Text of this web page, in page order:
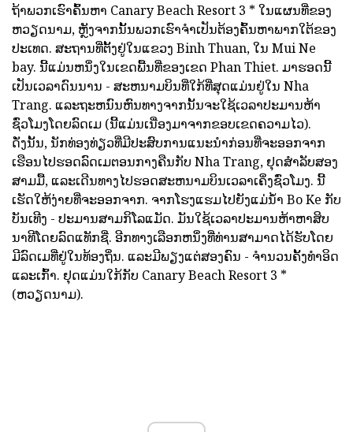
ຖ້າພວກເຮົາຄົ້ນຫາ Canary Beach Resort 3 * ໃນແຜນທີ່ຂອງ
ຫວຽດນາມ, ຫຼັງຈາກນັ້ນພວກເຮົາຈໍາເປັນຕ້ອງຄົ້ນຫາພາກໃຕ້ຂອງ
ປະເທດ. ສະຖານທີ່ຕັ້ງຢູ່ໃນແຂວງ Binh Thuan, ໃນ Mui Ne
bay. ນີ້ແມ່ນຫນຶ່ງໃນເຂດພື້ນທີ່ຂອງເຂດ Phan Thiet. ມາຮອດນີ້
ເປັນເວລາດົນນານ - ສະຫນາມບິນທີ່ໃກ້ທີ່ສຸດແມ່ນຢູ່ໃນ Nha
Trang. ແລະຖະຫນົນຫົນທາງຈາກນັ້ນຈະໃຊ້ເວລາປະມານຫ້າ
ຊົ່ວໂມງໂດຍລົດເມ (ນີ້ແມ່ນເນື່ອງມາຈາກຂອບເຂດຄວາມໄວ).
ດັ່ງນັ້ນ, ນັກທ່ອງທ່ຽວທີ່ມີປະສົບການແນະນໍາກ່ອນທີ່ຈະອອກຈາກ
ເຮືອນໄປຮອດລົດເມຕອນກາງຄືນກັບ Nha Trang, ຢຸດສໍາລັບສອງ
ສາມມື້, ແລະເດີນທາງໄປຮອດສະຫນາມບິນເວລາເຄິ່ງຊົ່ວໂມງ. ນີ້
ເຮັດໃຫ້ງ່າຍທີ່ຈະອອກຈາກ. ຈາກໂຮງແຮມໄປຍັງແມ່ນ້ໍາ Bo Ke ກັບ
ບັນເທີງ - ປະມານສາມກິໂລແມັດ. ມັນໃຊ້ເວລາປະມານຫ້າຫາສິບ
ນາທີໂດຍລົດແທັກຊີ່. ອີກທາງເລືອກຫນຶ່ງທີ່ທ່ານສາມາດໄດ້ຮັບໂດຍ
ມີລົດເມທີ່ຢູ່ໃນທ້ອງຖິ່ນ. ແລະມີພຽງແຕ່ສອງຄົນ - ຈໍານວນຄັ້ງທໍາອິດ
ແລະເກົ້າ. ຢຸດແມ່ນໃກ້ກັບ Canary Beach Resort 3 *
(ຫວຽດນາມ).